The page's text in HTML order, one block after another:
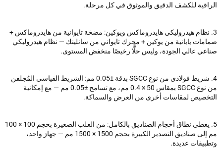
للكشف الدقيق والموثوق في كل مرحلة.
نظام هيدروليكي هايدروماكس ويوكين: مضخة تايوانية من هايدروماكس +
يابانية من يوكين + محرك تايواني من سانلينك — نظام هيدروليكي
عالي الجودة، وليس حلًّا رخيصًا منخفض المستوى.
4. شريط فولاذي من نوع SGCC بدقة ±0.05 مم: الشريط القياسي المُجلفن
من نوع SGCC بمقاس 50 × 0.4 مم، مع تسامح ±0.05 مم — مع إمكانية
لمقاسات أخرى من العرض والسماكة.
5. يغطي نطاق أحجام الصناديق بالكامل: من العلب الصغيرة بحجم 100 × 100
مم إلى صناديق التصدير الكبيرة بحجم 1500 × 1500 مم — جهاز واحد،
عديدة.